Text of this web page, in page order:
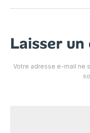
Laisser
Votre adresse e-mail ne